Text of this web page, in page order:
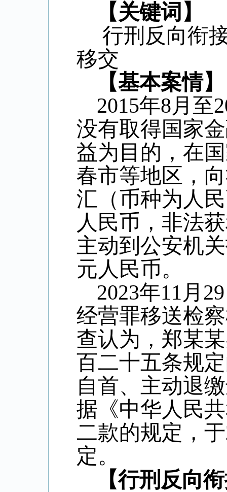
【关键词】
行刑反向衔
移交
【基本案情】
2015年8月至
没有取得国家
益为目的，在
春市等地区，
汇（币种为人
人民币，非法
主动到公安机
元人民币。
2023年11 月 29
经营罪移送检
查认为，郑某
百二十五条规
自首、主动退
据《中华人民
二款的规定，于
定。
【行刑反向